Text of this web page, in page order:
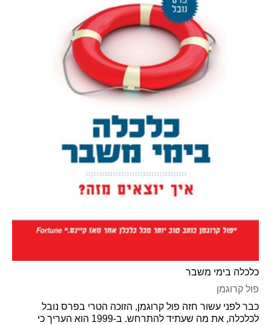
כלכלה בימי משבר
פול קרוגמן
כבר לפני עשור חזה פול קרוגמן, הזוכה הטרי בפרס נובל
לכלכלה, את מה שעתיד להתרחש. ב-1999 הוא העריך כי